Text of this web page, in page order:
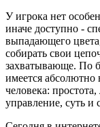
У игрока нет
иначе доступно -
выпадающего
собирать свои
захватывающе. По
имеется абсолютно
человека:
управление, суть и